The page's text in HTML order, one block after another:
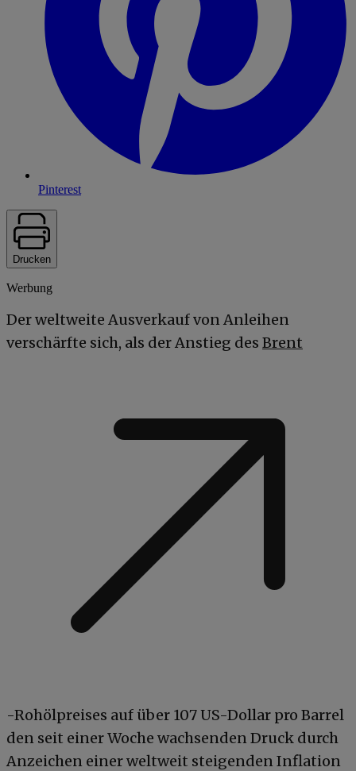
Pinterest
Drucken
Werbung
Der weltweite Ausverkauf von Anleihen
verschärfte sich, als der Anstieg des Brent
-Rohölpreises auf über 107 US-Dollar pro Barrel
den seit einer Woche wachsenden Druck durch
Anzeichen einer weltweit steigenden Inflation